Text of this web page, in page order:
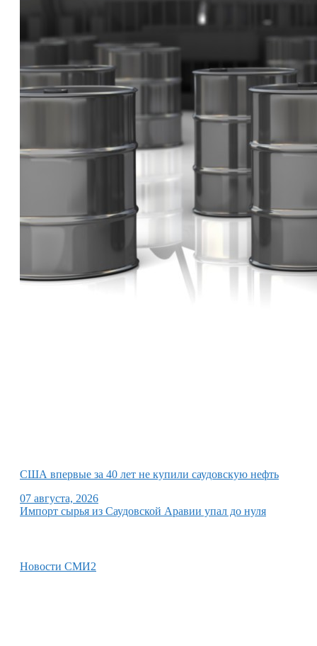
США впервые за 40 лет не купили саудовскую нефть
07 августа, 2026
Импорт сырья из Саудовской Аравии упал до нуля
Новости СМИ2